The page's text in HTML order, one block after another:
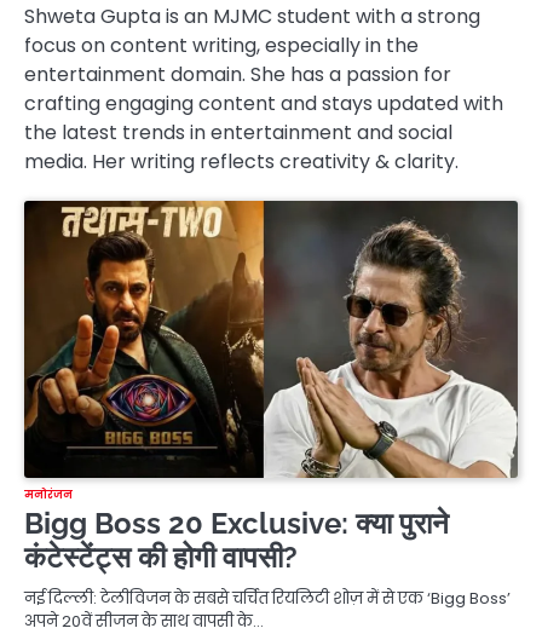
Shweta Gupta is an MJMC student with a strong
focus on content writing, especially in the
entertainment domain. She has a passion for
crafting engaging content and stays updated with
the latest trends in entertainment and social
media. Her writing reflects creativity & clarity.
मनोरंजन
Bigg Boss 20 Exclusive: क्या पुराने
कंटेस्टेंट्स की होगी वापसी?
नई दिल्ली: टेलीविजन के सबसे चर्चित रियलिटी शोज़ में से एक ‘Bigg Boss’
अपने 20वें सीजन के साथ वापसी के…